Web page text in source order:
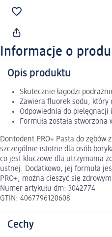
Informacje o
Opis produktu
Skutecznie łagodzi
Zawiera fluorek sodu, który
Odpowiednia do
Formuła została
Dontodent PRO+ Pasta do
szczególnie istotne dla osób
co jest kluczowe dla utrzymania
ustnej. Dodatkowo, jej formuła
PRO+, można cieszyć się
Numer artykułu dm: 3042774
GTIN: 4067796120608
Cechy